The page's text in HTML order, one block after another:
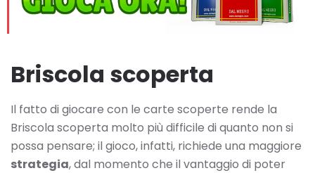
Briscola scoperta
Il fatto di giocare con le carte scoperte rende la
Briscola scoperta molto più difficile di quanto non si
possa pensare; il gioco, infatti, richiede una maggiore
strategia, dal momento che il vantaggio di poter